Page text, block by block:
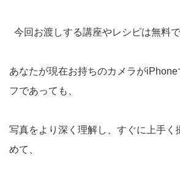
今回お渡しする講座やレシピは無料
あなたが現在お持ちのカメラが
フであっても、
写真をより深く理解し、すぐに上手く
めて、